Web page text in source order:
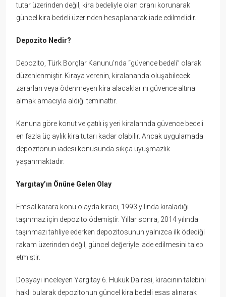
tutar üzerinden değil, kira bedeliyle olan oranı korunarak
güncel kira bedeli üzerinden hesaplanarak iade edilmelidir.
Depozito Nedir?
Depozito, Türk Borçlar Kanunu’nda “güvence bedeli” olarak
düzenlenmiştir. Kiraya verenin, kiralananda oluşabilecek
zararları veya ödenmeyen kira alacaklarını güvence altına
almak amacıyla aldığı teminattır.
Kanuna göre konut ve çatılı iş yeri kiralarında güvence bedeli
en fazla üç aylık kira tutarı kadar olabilir. Ancak uygulamada
depozitonun iadesi konusunda sıkça uyuşmazlık
yaşanmaktadır.
Yargıtay’ın Önüne Gelen Olay
Emsal karara konu olayda kiracı, 1993 yılında kiraladığı
taşınmaz için depozito ödemiştir. Yıllar sonra, 2014 yılında
taşınmazı tahliye ederken depozitosunun yalnızca ilk ödediği
rakam üzerinden değil, güncel değeriyle iade edilmesini talep
etmiştir.
Dosyayı inceleyen Yargıtay 6. Hukuk Dairesi, kiracının talebini
haklı bularak depozitonun güncel kira bedeli esas alınarak